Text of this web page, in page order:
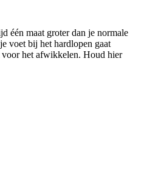
één maat groter dan je normale
voet bij het hardlopen gaat
het afwikkelen. Houd hier